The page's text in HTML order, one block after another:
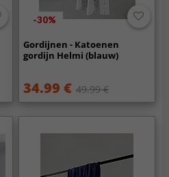
-30%
Gordijnen - Katoenen
gordijn Helmi (blauw)
34.99 € 49.99 €